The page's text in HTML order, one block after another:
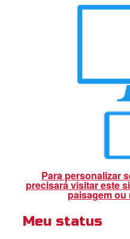
Para personalizar
precisará visitar este
paisagem
Meu status